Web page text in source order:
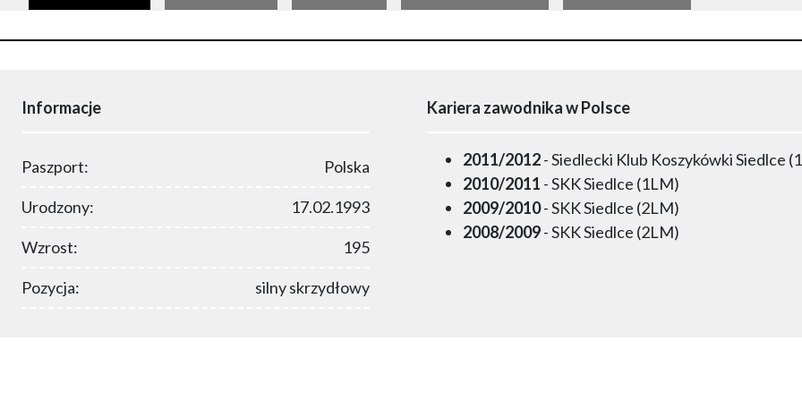
Informacje
Paszport: Polska
Urodzony: 17.02.1993
Wzrost: 195
Pozycja: silny skrzydłowy
Kariera zawodnika w Polsce
2011/2012- Siedlecki Klub Koszykówki Siedlce
2010/2011 - SKK Siedlce (1LM)
2009/2010- SKK Siedlce (2LM)
2008/2009- SKK Siedlce (2LM)